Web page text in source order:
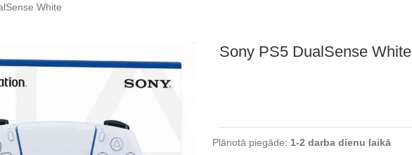
White
Sony PS5 DualSense White
Plānotā piegāde: 1-2 darba dienu laikā